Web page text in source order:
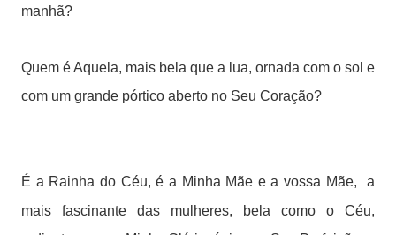
manhã?
Quem é Aquela, mais bela que a lua, ornada com o sol e
com um grande pórtico aberto no Seu Coração?
É a Rainha do Céu, é a Minha Mãe e a vossa Mãe,a
mais fascinante das mulheres, bela como o Céu,